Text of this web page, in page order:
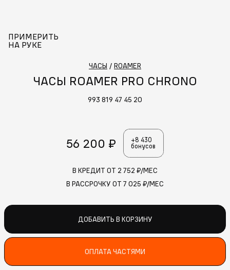
ПРИМЕРИТЬ
НА РУКЕ
ЧАСЫ / ROAMER
ЧАСЫ ROAMER PRO CHRONO
993 819 47 45 20
56 200 ₽
+8 430
бонусов
В КРЕДИТ ОТ 2 752 ₽/МЕС
В РАССРОЧКУ ОТ 7 025 ₽/МЕС
ДОБАВИТЬ В КОРЗИНУ
ОПЛАТА ЧАСТЯМИ